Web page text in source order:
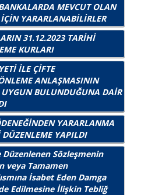
MEVCUT OLAN
YARARLANABİLİRLER
31.12.2023 TARİHİ
KURLARI
İLE ÇİFTE
ANLAŞMASININ
BULUNDUĞUNA DAİR
YARARLANMA
YAPILDI
Düzenlenen Sözleşmenin
veya Tamamen
İsabet Eden Damga
Edilmesine İlişkin Tebliğ